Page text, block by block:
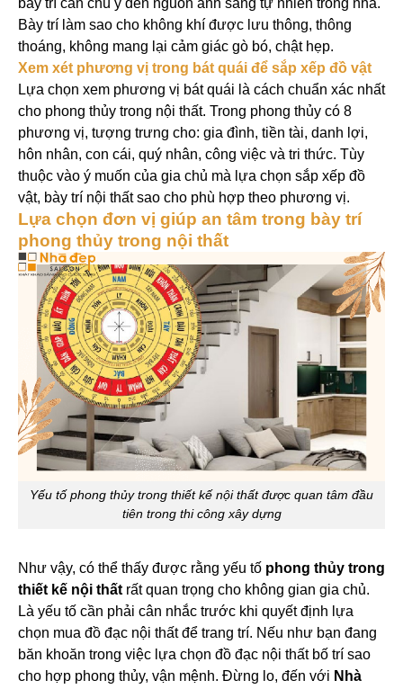
Bày trí làm sao cho không khí được lưu thông, thông
thoáng, không mang lại cảm giác gò bó, chật hẹp.
Xem xét phương vị trong bát quái để sắp xếp đồ vật
Lựa chọn xem phương vị bát quái là cách chuẩn xác nhất
cho phong thủy trong nội thất. Trong phong thủy có 8
phương vị, tượng trưng cho: gia đình, tiền tài, danh lợi,
hôn nhân, con cái, quý nhân, công việc và tri thức. Tùy
thuộc vào ý muốn của gia chủ mà lựa chọn sắp xếp đồ
vật, bày trí nội thất sao cho phù hợp theo phương vị.
Lựa chọn đơn vị giúp an tâm trong bày trí
phong thủy trong nội thất
Yếu tố phong thủy trong thiết kế nội thất được quan tâm đầu
tiên trong thi công xây dựng
Như vậy, có thể thấy được rằng yếu tố phong thủy trong
thiết kế nội thất rất quan trọng cho không gian gia chủ.
Là yếu tố cần phải cân nhắc trước khi quyết định lựa
chọn mua đồ đạc nội thất để trang trí. Nếu như bạn đang
băn khoăn trong việc lựa chọn đồ đạc nội thất bố trí sao
cho hợp phong thủy, vận mệnh. Đừng lo, đến với Nhà